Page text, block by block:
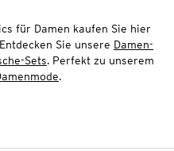
für Damen kaufen Sie hier
Sie unsere Damen-
Sets. Perfekt zu unserem
.